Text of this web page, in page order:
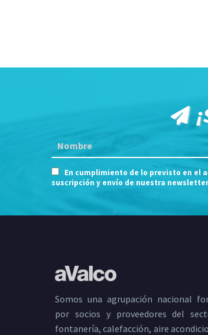
En cumplimiento de lo previsto en el
suscripción y envío de nuestra
Somos una agrupación nacional
por socios y proveedores del
fontanería, calefacción, aire